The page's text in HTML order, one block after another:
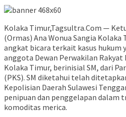
Kolaka Timur,Tagsultra.Com —
(Ormas) Ana Wonua Sangia Kolaka
angkat bicara terkait kasus hukum
anggota Dewan Perwakilan Rakyat
Kolaka Timur, berinisial SM, dari
(PKS). SM diketahui telah
Kepolisian Daerah Sulawesi
penipuan dan penggelapan dalam
komoditas merica.